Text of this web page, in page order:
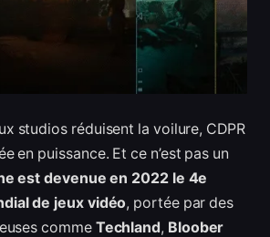
studios réduisent la voilure, CDPR
en puissance. Et ce n’est pas un
est devenue en 2022 le 4e
de jeux vidéo, portée par des
comme Techland, Bloober